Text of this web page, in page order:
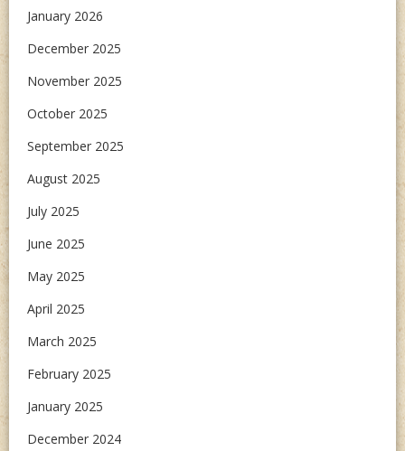
January 2026
December 2025
November 2025
October 2025
September 2025
August 2025
July 2025
June 2025
May 2025
April 2025
March 2025
February 2025
January 2025
December 2024